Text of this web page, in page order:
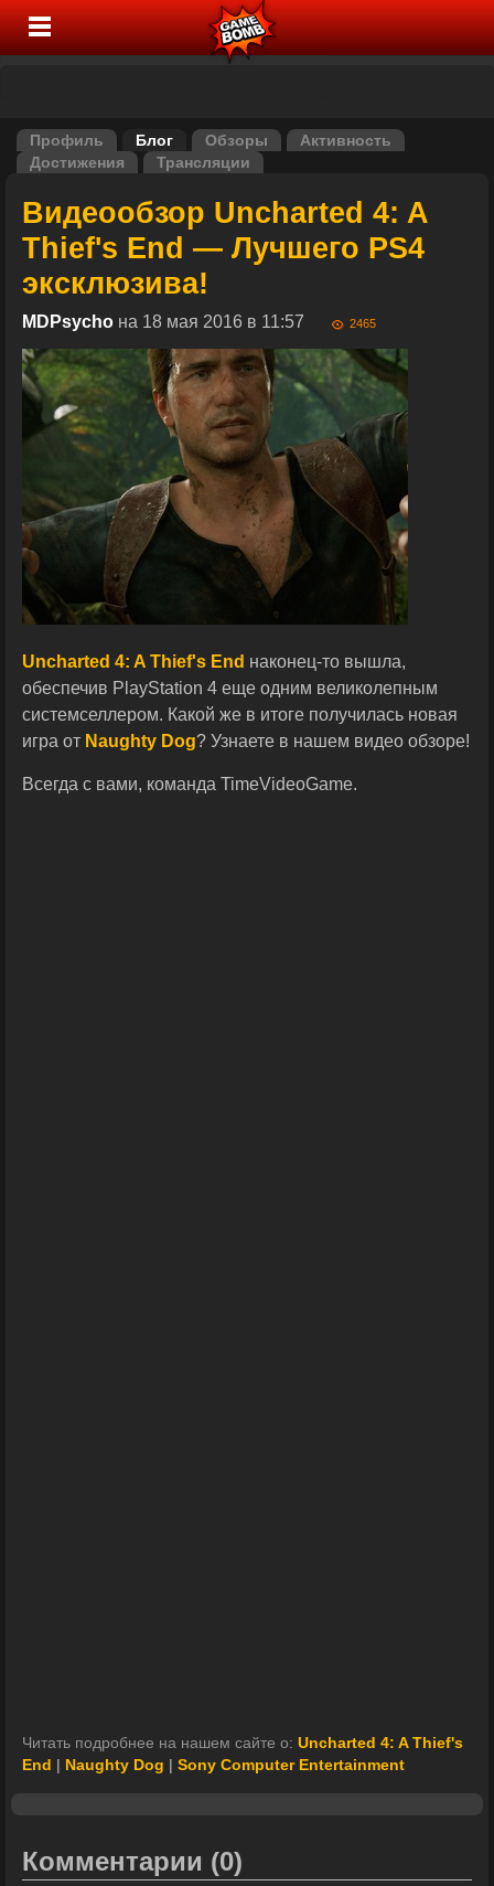
Профиль Блог Обзоры
Активность
Достижения
Трансляции
Видеообзор Uncharted 4: A
Thief's End — Лучшего PS4
эксклюзива!
MDPsycho на 18 мая 2016 в 11:57 2465
Uncharted 4: A Thief's End наконец-то вышла,
обеспечив PlayStation 4 еще одним великолепным
системселлером. Какой же в итоге получилась новая
игра от Naughty Dog? Узнаете в нашем видео обзоре!
Всегда с вами, команда TimeVideoGame.
Читать подробнее на нашем сайте о: Uncharted 4: A Thief's
End
Naughty Dog Sony Computer Entertainment
Комментарии (0)